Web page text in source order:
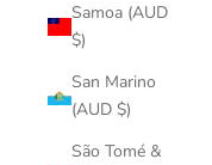
Samoa (AUD
$)
San Marino
(AUD $)
São Tomé &